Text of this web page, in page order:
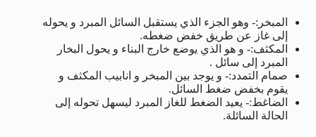
المبخر:- وهو الجزء الذي يستقبل السائل المبرد و يحوله
إلى غاز عن طريق خفض ضغطه.
المكثف:- و هو الذي يوضع خارج البناء و يحول البخار
المبرد إلى سائل .
صمام التمدد:- و يوجد بين المبخر و انابيب المكثف و
يقوم بخفض ضغط السائل.
الضاغط:- يعيد الضغط للغاز المبرد ليسهل تحوله إلى
الحالة السائلة.